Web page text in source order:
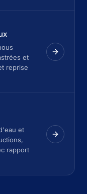
et
reprise
et
rapport